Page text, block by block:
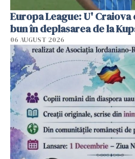
Europa League: U'
bun în deplasarea de la
06 AUGUST 2026